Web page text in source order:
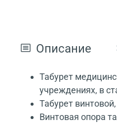
Описание
Табурет
учреждениях, в
Табурет
Винтовая опора